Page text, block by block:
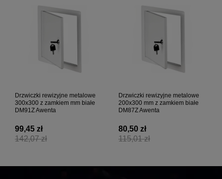
Drzwiczki rewizyjne metalowe
300x300 z zamkiem mm białe
DM91Z Awenta
142,07 zł
99,45 zł
Drzwiczki rewizyjne metalowe
200x300 mm z zamkiem białe
DM87Z Awenta
115,01 zł
80,50 zł